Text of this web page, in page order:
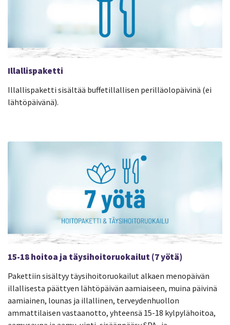
Illallispaketti
Illallispaketti sisältää buffetillallisen perilläolopäivinä (ei
lähtöpäivänä).
15-18 hoitoa ja täysihoitoruokailut (7 yötä)
Pakettiin sisältyy täysihoitoruokailut alkaen menopäivän
illallisesta päättyen lähtöpäivän aamiaiseen, muina päivinä
aamiainen, lounas ja illallinen, terveydenhuollon
ammattilaisen vastaanotto, yhteensä 15-18 kylpylähoitoa,